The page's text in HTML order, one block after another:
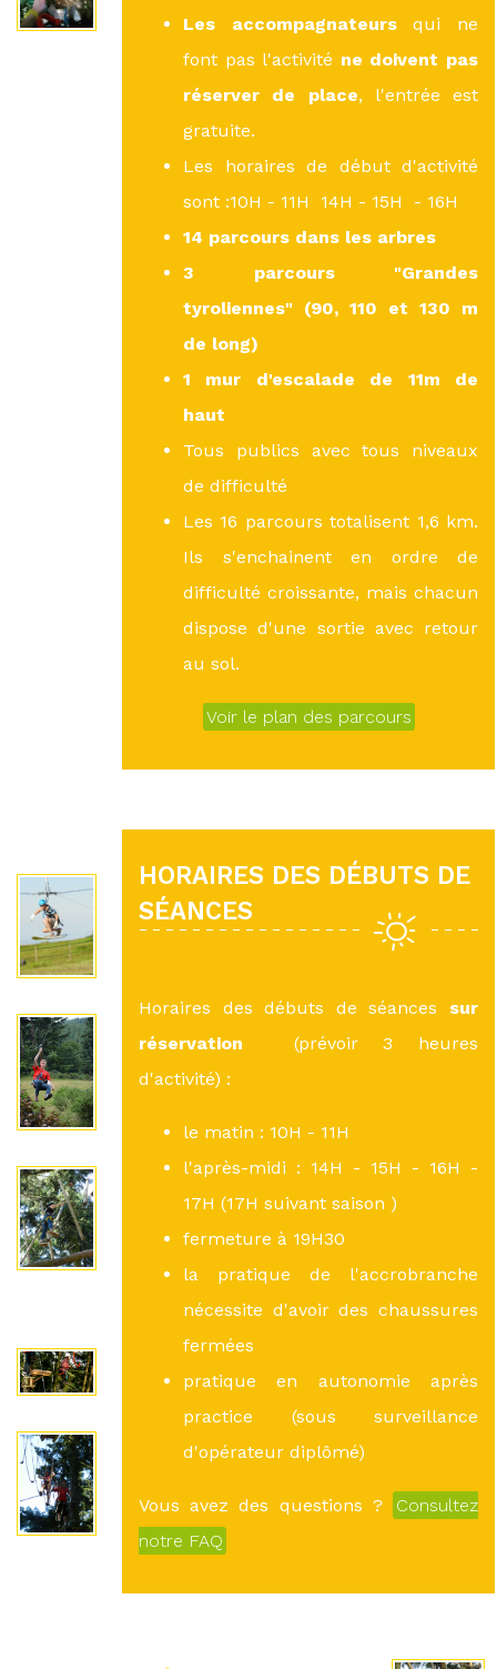
Les accompagnateursqui ne
font pas l'activité ne doivent pas
réserver de place, l'entrée est
gratuite.
Les horaires de début d'activité
sont :10H - 11H 14H - 15H - 16H
14 parcours dans les arbres
3 parcours "Grandes
tyroliennes" (90, 110 et 130 m
de long)
1 mur d'escalade de 11m de
haut
Tous publics avec tous niveaux
de difficulté
Les 16 parcours totalisent 1,6 km.
Ils s'enchainent en ordre de
difficulté croissante, mais chacun
dispose d'une sortie avec retour
au sol.
Voir le plan des parcours
HORAIRES DES DÉBUTS DE
SÉANCES
Horaires des débuts de séances sur
réservation
(prévoir 3 heures
d'activité) :
le matin : 10H - 11H
l'après-midi : 14H - 15H - 16H -
17H (17H suivant saison )
fermeture à 19H30
la pratique de l'accrobranche
nécessite d'avoir des chaussures
fermées
pratique en autonomie après
practice (sous surveillance
d'opérateur diplômé)
Vous avez des questions ?
Consultez
notre FAQ